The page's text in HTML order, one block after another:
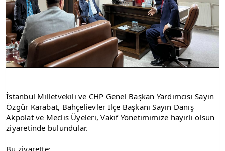
İstanbul Milletvekili ve CHP Genel Başkan Yardımcısı Sayın
Özgür Karabat, Bahçelievler İlçe Başkanı Sayın Danış
Akpolat ve Meclis Üyeleri, Vakıf Yönetimimize hayırlı olsun
ziyaretinde bulundular.
Bu ziyarette;